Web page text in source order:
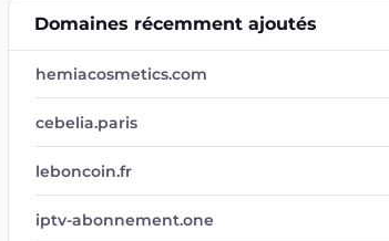
Domaines récemment ajoutés
hemiacosmetics.com
cebelia.paris
leboncoin.fr
iptv-abonnement.one